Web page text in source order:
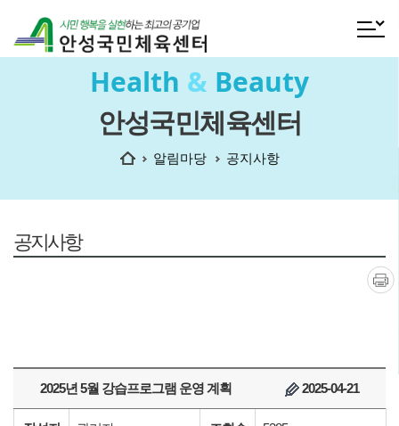
전체메
Health & Beauty
안성국민체육센터
홈 알림마당 공지사항
공지사항
인쇄
2025년 5월 강습프로그램 운영 계획 2025-04-21